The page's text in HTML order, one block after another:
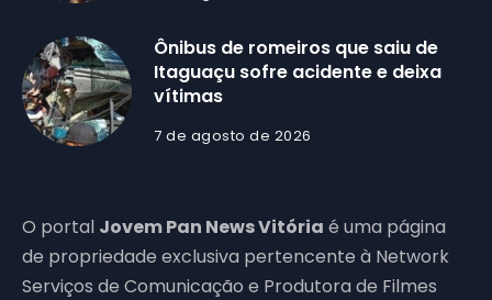
Ônibus de romeiros que saiu de
Itaguaçu sofre acidente e deixa
vítimas
7 de agosto de 2026
O portal Jovem Pan News Vitória é uma página
de propriedade exclusiva pertencente à Network
Serviços de Comunicação e Produtora de Filmes